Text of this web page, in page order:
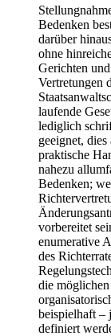
Bedenken
darüber
ohne
Gerichten
Vertretungen
laufende
lediglich
geeignet,
praktische
nahezu
Bedenken;
vorbereitet
enumerative
des
die
beispielhaft –
definiert